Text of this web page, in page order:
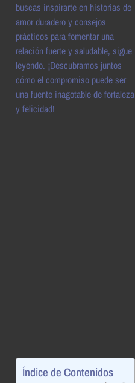
buscas inspirarte en historias de
amor duradero y consejos
prácticos para fomentar una
relación fuerte y saludable, sigue
leyendo. ¡Descubramos juntos
cómo el compromiso puede ser
una fuente inagotable de fortaleza
y felicidad!
Índice de Contenidos